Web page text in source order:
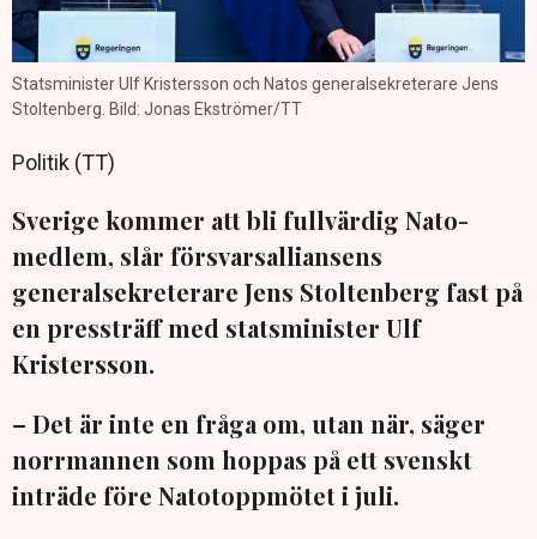
Statsminister Ulf Kristersson och Natos generalsekreterare Jens
Stoltenberg. Bild: Jonas Ekströmer/TT
Politik (TT)
Sverige kommer att bli fullvärdig Nato-
medlem, slår försvarsalliansens
generalsekreterare Jens Stoltenberg fast på
en pressträff med statsminister Ulf
Kristersson.
– Det är inte en fråga om, utan när, säger
norrmannen som hoppas på ett svenskt
inträde före Natotoppmötet i juli.